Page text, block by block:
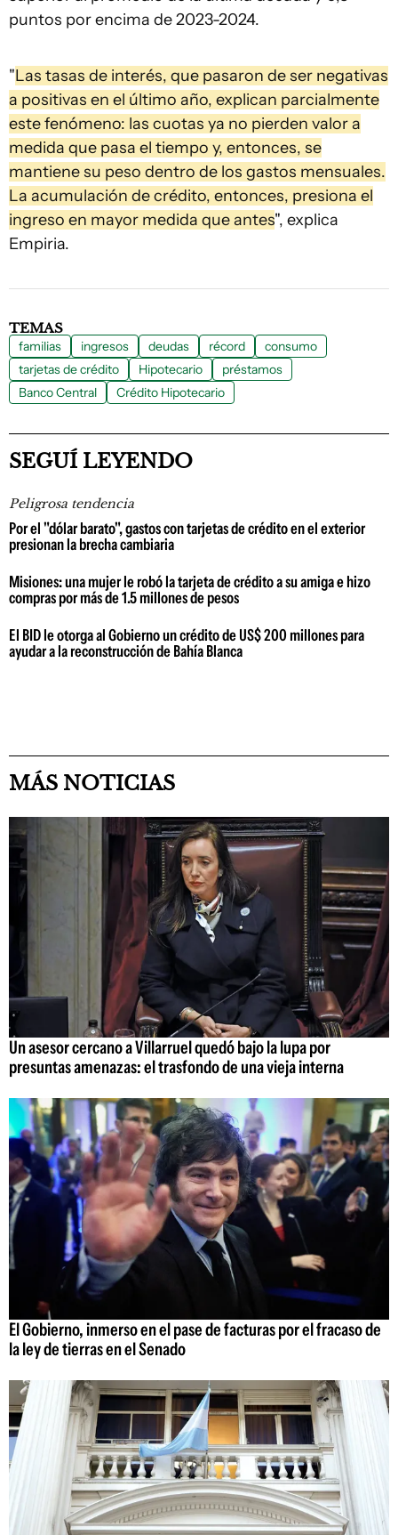
puntos por encima de 2023-2024.
"Las tasas de interés, que pasaron de ser negativas
a positivas en el último año, explican parcialmente
este fenómeno: las cuotas ya no pierden valor a
medida que pasa el tiempo y, entonces, se
mantiene su peso dentro de los gastos mensuales.
La acumulación de crédito, entonces, presiona el
ingreso en mayor medida que antes", explica
Empiria.
TEMAS
familias ingresos deudas récord
consumo
tarjetas de crédito
Hipotecario
préstamos
Banco Central
Crédito Hipotecario
SEGUÍ LEYENDO
Peligrosa tendencia
Por el "dólar barato", gastos con tarjetas de crédito en el exterior
presionan la brecha cambiaria
Misiones: una mujer le robó la tarjeta de crédito a su amiga e hizo
compras por más de 1.5 millones de pesos
El BID le otorga al Gobierno un crédito de US$ 200 millones para
ayudar a la reconstrucción de Bahía Blanca
MÁS NOTICIAS
Un asesor cercano a Villarruel quedó bajo la lupa por
presuntas amenazas: el trasfondo de una vieja interna
El Gobierno, inmerso en el pase de facturas por el fracaso de
la ley de tierras en el Senado